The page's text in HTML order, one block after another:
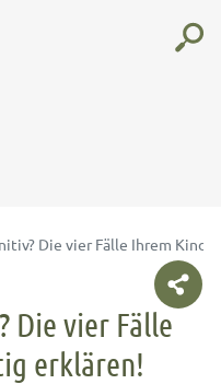
Die vier Fälle Ihrem Kind
Die vier Fälle
erklären!